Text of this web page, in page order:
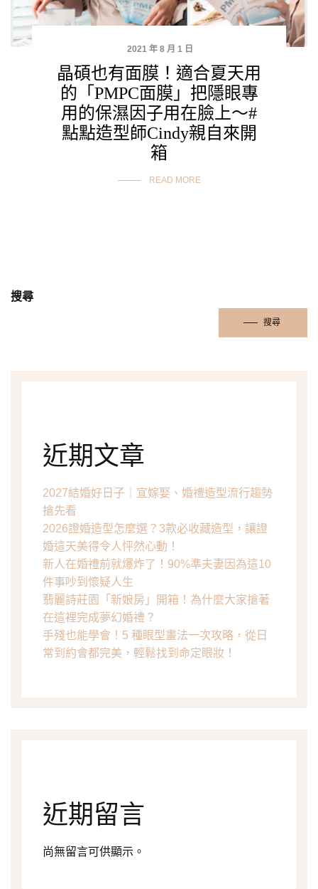
2021 年 8 月 1 日
晶碩也有面膜！適合夏天用
的「PMPC面膜」把隱眼專
用的保濕因子用在臉上～#
點點造型師Cindy親自來開
箱
READ MORE
搜尋
搜尋
近期文章
2027結婚好日子｜宜嫁娶、婚禮造型流行趨勢
搶先看
2026證婚造型怎麼選？3款必收藏造型，讓證
婚這天美得令人怦然心動！
新人在婚禮前就爆炸了！90%準夫妻因為這10
件事吵到懷疑人生
翡麗詩莊園「新娘房」開箱！為什麼大家搶著
在這裡完成夢幻婚禮？
手殘也能學會！5 種眼型畫法一次攻略，從日
常到約會都完美，輕鬆找到命定眼妝！
近期留言
尚無留言可供顯示。